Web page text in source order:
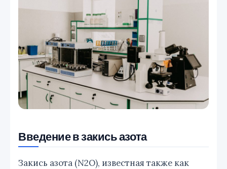
Введение в закись азота
Закись азота (N2O), известная также как